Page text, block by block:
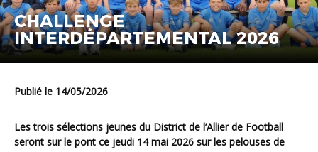
CHALLENGE
INTERDÉPARTEMENTAL 2026
Publié le 14/05/2026
Les trois sélections jeunes du District de l’Allier de Football
seront sur le pont ce jeudi 14 mai 2026 sur les pelouses de